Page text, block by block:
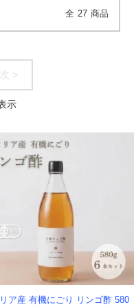
全 27 商品
次 >
示
ア産 有機にごり リンゴ酢 580